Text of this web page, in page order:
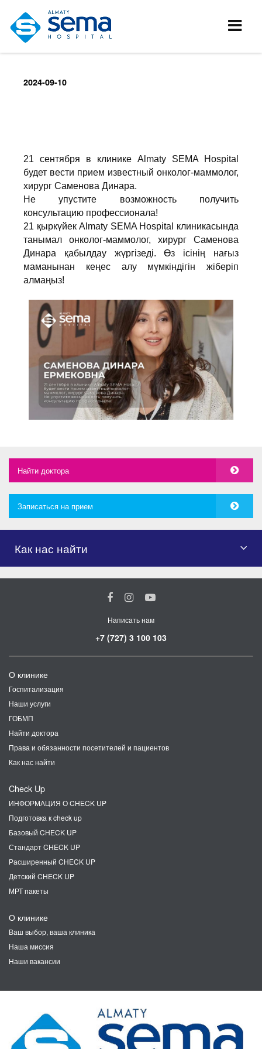
2024-09-10
21 сентября в клинике Almaty SEМA Hospital
будет вести прием известный онколог-маммолог,
хирург Саменова Динара.
Не упустите возможность получить
консультацию профессионала!
21 қыркүйек Almaty SEMA Hospital клиникасында
танымал онколог-маммолог, хирург Саменова
Динара қабылдау жүргізеді. Өз ісінің нағыз
маманынан кеңес алу мүмкіндігін жіберіп
алмаңыз!
Найти доктора
Записаться на прием
Как нас найти
Написать нам
+7 (727) 3 100 103
О клинике
Госпитализация
Наши услуги
ГОБМП
Найти доктора
Права и обязанности посетителей и пациентов
Как нас найти
Check Up
ИНФОРМАЦИЯ О CHECK UP
Подготовка к check up
Базовый CHECK UP
Стандарт CHECK UP
Расширенный CHECK UP
Детский CHECK UP
МРТ пакеты
О клинике
Ваш выбор, ваша клиника
Наша миссия
Наши вакансии